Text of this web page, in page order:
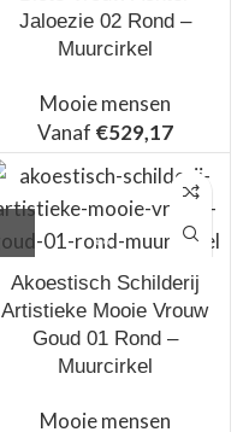
Jaloezie 02 Rond –
Muurcirkel
Mooie mensen
Vanaf €529,17
Akoestisch Schilderij
Artistieke Mooie Vrouw
Goud 01 Rond –
Muurcirkel
Mooie mensen